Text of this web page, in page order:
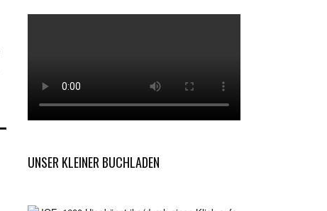
UNSER KLEINER BUCHLADEN